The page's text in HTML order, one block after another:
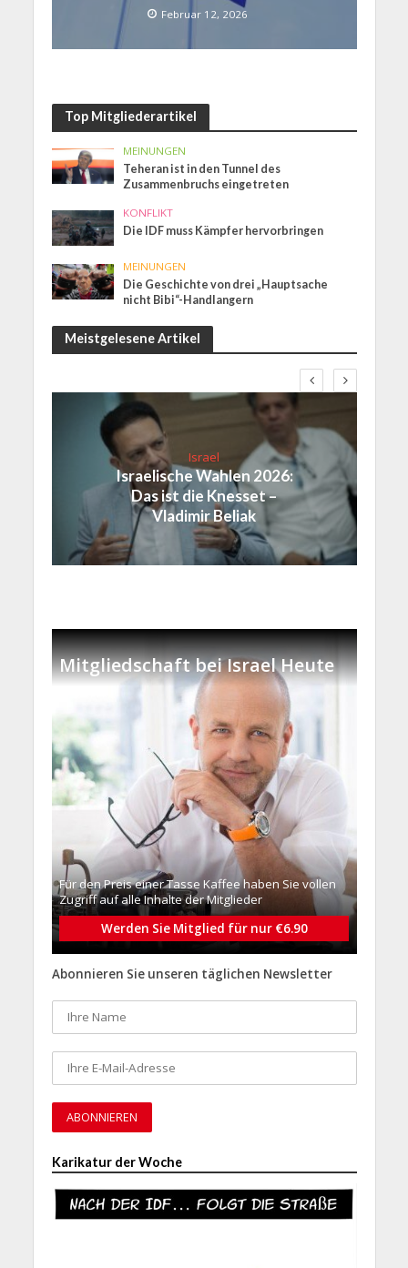
Februar 12, 2026
Top Mitgliederartikel
MEINUNGEN
Teheran ist in den Tunnel des
Zusammenbruchs eingetreten
KONFLIKT
Die IDF muss Kämpfer hervorbringen
MEINUNGEN
Die Geschichte von drei „Hauptsache
nicht Bibi“-Handlangern
Meistgelesene Artikel
Israel
Israelische Wahlen 2026:
Das ist die Knesset –
Vladimir Beliak
Mitgliedschaft bei Israel Heute
Für den Preis einer Tasse Kaffee haben Sie vollen
Zugriff auf alle Inhalte der Mitglieder
Werden Sie Mitglied für nur €6.90
Abonnieren Sie unseren täglichen Newsletter
Karikatur der Woche